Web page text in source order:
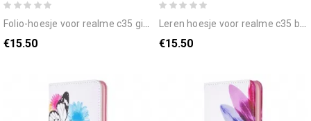
folio-hoesje voor realme c35 giraffe
€15.50
leren hoesje voor realme c35 bloeiende boom
€15.50